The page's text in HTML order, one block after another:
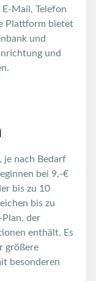
Mail, Telefon
Plattform bietet
und
und
je nach Bedarf
bei 9,-€
bis zu 10
bis zu
der
enthält. Es
größere
besonderen